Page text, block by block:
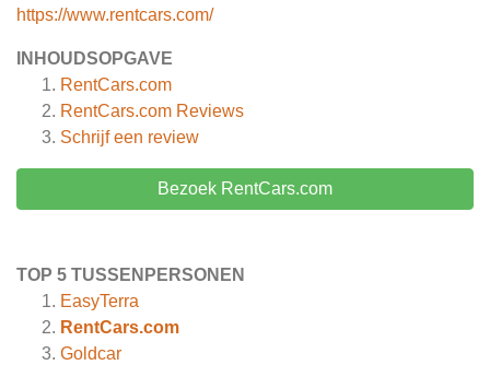
https://www.rentcars.com/
INHOUDSOPGAVE
RentCars.com
RentCars.com Reviews
Schrijf een review
Bezoek RentCars.com
TOP 5 TUSSENPERSONEN
EasyTerra
RentCars.com
Goldcar